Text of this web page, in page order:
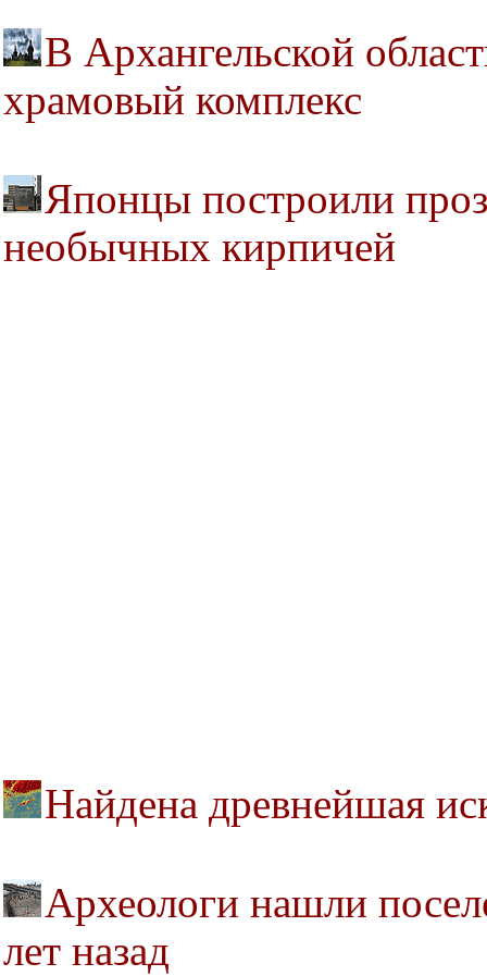
В Архангельской
храмовый комплекс
Японцы построили
необычных кирпичей
Найдена древнейшая
Археологи нашли
лет назад